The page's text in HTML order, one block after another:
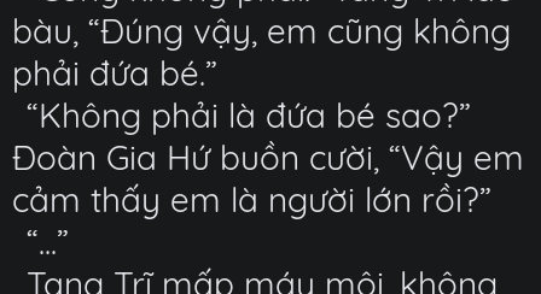
bàu, “Đúng vậy, em cũng không
phải đứa bé.”
“Không phải là đứa bé sao?”
Đoàn Gia Hứ buồn cười, “Vậy em
cảm thấy em là người lớn rồi?”
“...”
Tang Trĩ mấp máy môi, không